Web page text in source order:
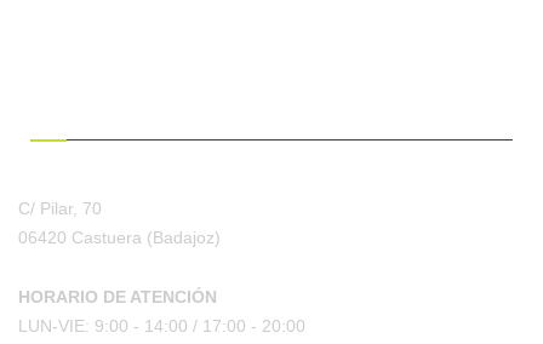
C/ Pilar, 70
06420 Castuera (Badajoz)
HORARIO DE ATENCIÓN
LUN-VIE: 9:00 - 14:00 / 17:00 - 20:00